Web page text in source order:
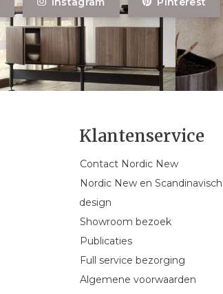
Klantenservice
Contact Nordic New
Nordic New en Scandinavisch
design
Showroom bezoek
Publicaties
Full service bezorging
Algemene voorwaarden